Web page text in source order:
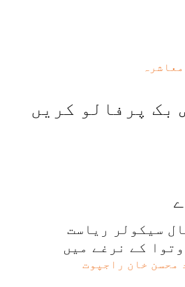
معاشرہ
بک پرفالو کریں
سیکولر ریاست
کے نرغے میں
محسن خان راجپوت